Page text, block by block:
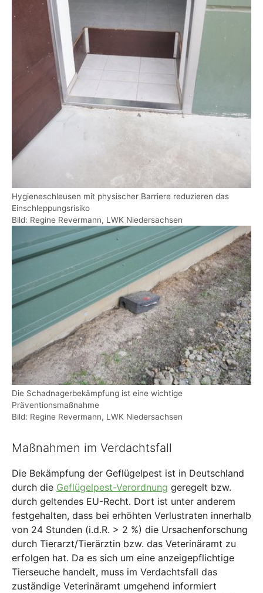
Hygieneschleusen mit physischer Barriere reduzieren das
Einschleppungsrisiko
Bild: Regine Revermann, LWK Niedersachsen
Die Schadnagerbekämpfung ist eine wichtige
Präventionsmaßnahme
Bild: Regine Revermann, LWK Niedersachsen
Maßnahmen im Verdachtsfall
Die Bekämpfung der Geflügelpest ist in Deutschland
durch die Geflügelpest-Verordnung geregelt bzw.
durch geltendes EU-Recht. Dort ist unter anderem
festgehalten, dass bei erhöhten Verlustraten innerhalb
von 24 Stunden (i.d.R. > 2 %) die Ursachenforschung
durch Tierarzt/Tierärztin bzw. das Veterinäramt zu
erfolgen hat. Da es sich um eine anzeigepflichtige
Tierseuche handelt, muss im Verdachtsfall das
zuständige Veterinäramt umgehend informiert